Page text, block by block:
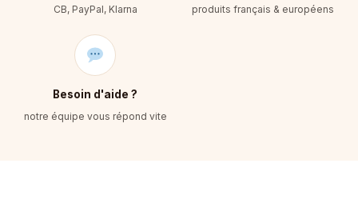
CB, PayPal, Klarna produits français & européens
Besoin d'aide ?
notre équipe vous répond vite